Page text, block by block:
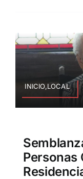
INICIO,LOCAL
Personas